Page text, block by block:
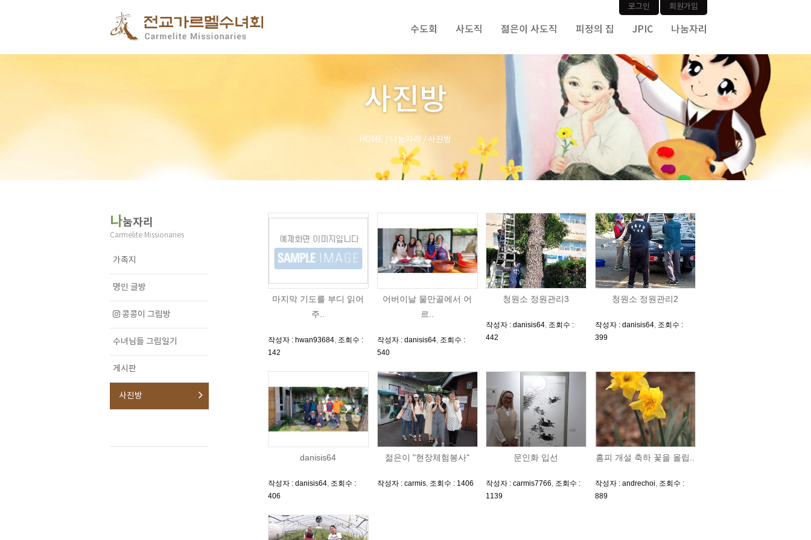
로그인 회원가입
수도회 사도직 젊은이 사도직 피정의 집 JPIC 나눔자리
사진방
HOME / 나눔자리 / 사진방
나눔자리
Carmelite Missionaries
가족지
명인 글방
콩콩이 그림방
수녀님들 그림일기
게시판
사진방
마지막 기도를 부디 읽어
주..
작성자 : hwan93684, 조회수 :
142
어버이날 물만골에서 어
르..
작성자 : danisis64, 조회수 :
540
청원소 정원관리3
작성자 : danisis64, 조회수 :
442
청원소 정원관리2
작성자 : danisis64, 조회수 :
399
danisis64
작성자 : danisis64, 조회수 :
406
젊은이 "현장체험봉사"
작성자 : carmis, 조회수 : 1406
문인화 입선
작성자 : carmis7766, 조회수 :
1139
홈피 개설 축하 꽃을 올립..
작성자 : andrechoi, 조회수 :
889